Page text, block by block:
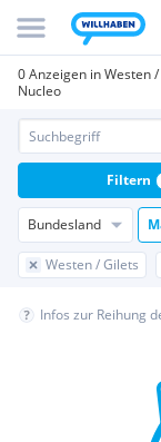
0 Anzeigen in Westen
Nucleo
Bundesland
Westen / Gilets
Filtern
Infos zur Reihung